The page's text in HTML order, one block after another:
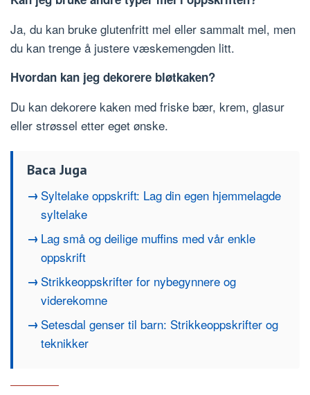
Ja, du kan bruke glutenfritt mel eller sammalt mel, men
du kan trenge å justere væskemengden litt.
Hvordan kan jeg dekorere bløtkaken?
Du kan dekorere kaken med friske bær, krem, glasur
eller strøssel etter eget ønske.
Baca Juga
Syltelake oppskrift: Lag din egen hjemmelagde
syltelake
Lag små og deilige muffins med vår enkle
oppskrift
Strikkeoppskrifter for nybegynnere og
viderekomne
Setesdal genser til barn: Strikkeoppskrifter og
teknikker